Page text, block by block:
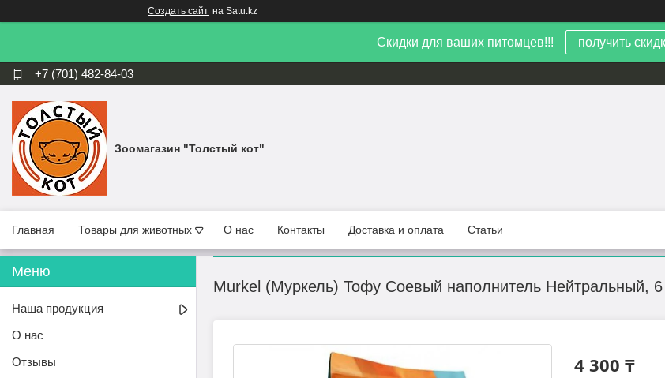
Создать сайт на Satu.kz
Скидки для ваших питомцев!!! получить
+7 (701) 482-84-03
Зоомагазин "Толстый кот"
Главная Товары для животных О нас Контакты Доставка и оплата Статьи
Murkel (Муркель) Тофу Соевый наполнитель Нейтральный,
4 300 ₸
Наша продукция
О нас
Отзывы